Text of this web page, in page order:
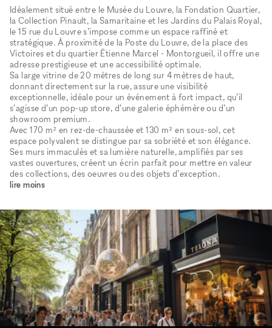
Idéalement situé entre le Musée du Louvre, la Fondation Quartier,
la Collection Pinault, la Samaritaine et les Jardins du Palais Royal,
le 15 rue du Louvre s’impose comme un espace raffiné et
stratégique. À proximité de la Poste du Louvre, de la place des
Victoires et du quartier Étienne Marcel - Montorgueil, il offre une
adresse prestigieuse et une accessibilité optimale.
Sa large vitrine de 20 mètres de long sur 4 mètres de haut,
donnant directement sur la rue, assure une visibilité
exceptionnelle, idéale pour un événement à fort impact, qu’il
s’agisse d’un pop-up store, d’une galerie éphémère ou d’un
showroom premium.
Avec 170 m² en rez-de-chaussée et 130 m² en sous-sol, cet
espace polyvalent se distingue par sa sobriété et son élégance.
Ses murs immaculés et sa lumière naturelle, amplifiés par ses
vastes ouvertures, créent un écrin parfait pour mettre en valeur
des collections, des oeuvres ou des objets d’exception.
lire moins